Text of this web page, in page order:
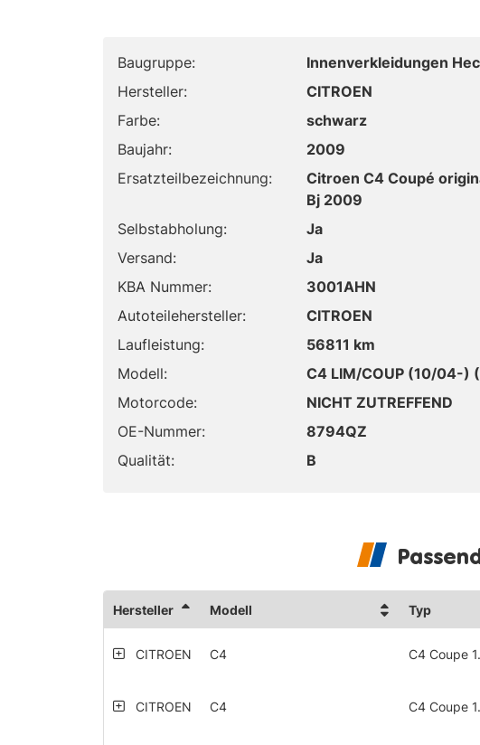
Baugruppe:
Innenverkleidungen
Hersteller:
CITROEN
Farbe:
schwarz
Baujahr:
2009
Ersatzteilbezeichnung:
Citroen C4 Coupé
Bj 2009
Selbstabholung:
Ja
Versand:
Ja
KBA Nummer:
3001AHN
Autoteilehersteller:
CITROEN
Laufleistung:
56811 km
Modell:
C4 LIM/COUP (10/04-)
Motorcode:
NICHT ZUTREFFEND
OE-Nummer:
8794QZ
Qualität:
B
Hersteller Modell Typ
CITROEN C4 C4 Coupe
CITROEN C4 C4 Coupe